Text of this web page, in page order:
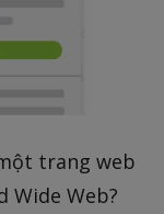
trang web
Wide Web?